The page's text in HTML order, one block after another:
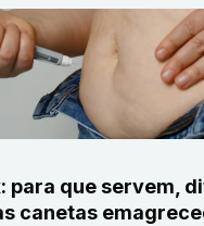
para que servem,
canetas